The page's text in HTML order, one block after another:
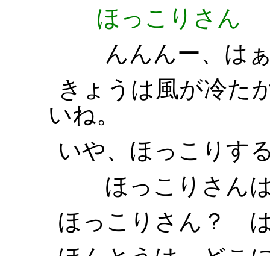
ほっこりさん
んんんー、はぁ
きょうは風が冷た
いね。
いや、ほっこりす
ほっこりさんは
ほっこりさん？